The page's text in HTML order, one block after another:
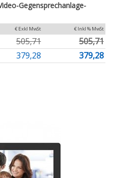
Gegensprechanlage-
€ Exkl MwSt € Inkl % MwSt
505,71 505,71
379,28 379,28